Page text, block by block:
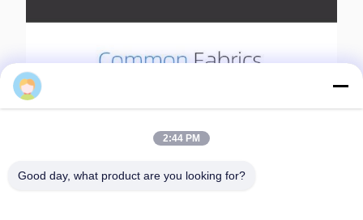
2:44 PM
Good day, what product are you looking for?